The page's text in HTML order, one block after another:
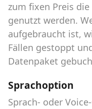
zum fixen Preis
genutzt werden.
aufgebraucht ist,
Fällen gestoppt
Datenpaket
Sprachoption
Sprach- oder